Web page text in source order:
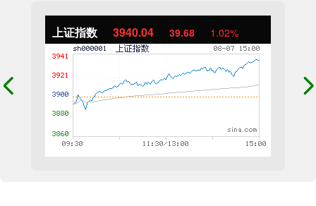
上证指数 3940.04 39.68 1.02%